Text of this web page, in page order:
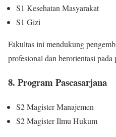
S1 Kesehatan Masyarakat
S1 Gizi
Fakultas ini mendukung
profesional dan berorientasi pada
8. Program Pascasarjana
S2 Magister Manajemen
S2 Magister Ilmu Hukum